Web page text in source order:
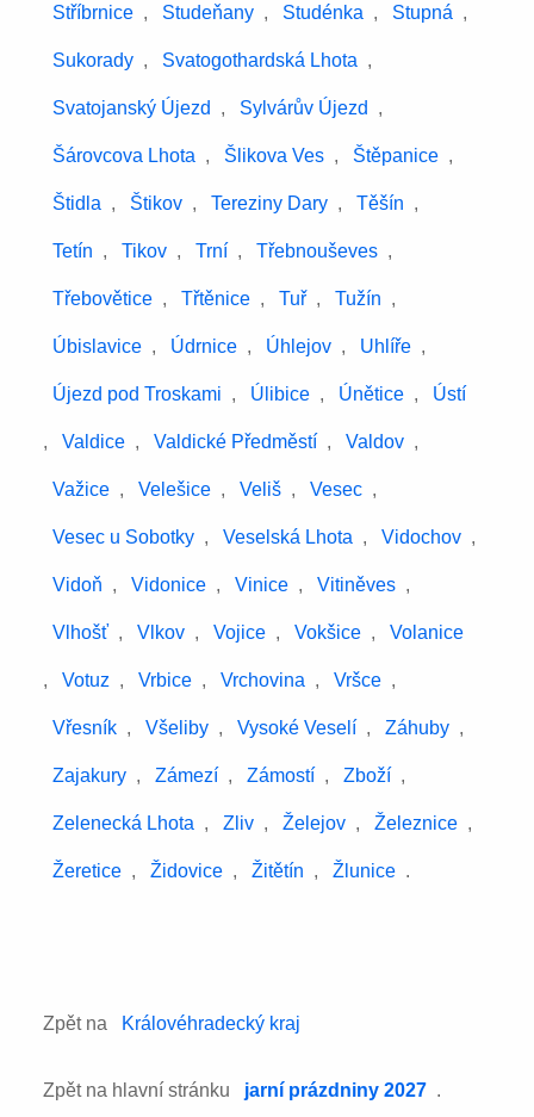
Stříbrnice , Studeňany , Studénka , Stupná ,
Sukorady , Svatogothardská Lhota ,
Svatojanský Újezd , Sylvárův Újezd ,
Šárovcova Lhota , Šlikova Ves , Štěpanice ,
Štidla , Štikov , Tereziny Dary , Těšín ,
Tetín , Tikov , Trní , Třebnouševes ,
Třebovětice , Třtěnice , Tuř , Tužín ,
Úbislavice , Údrnice , Úhlejov , Uhlíře ,
Újezd pod Troskami , Úlibice , Únětice , Ústí
, Valdice , Valdické Předměstí , Valdov ,
Važice , Velešice , Veliš , Vesec ,
Vesec u Sobotky , Veselská Lhota , Vidochov ,
Vidoň , Vidonice , Vinice , Vitiněves ,
Vlhošť , Vlkov , Vojice , Vokšice , Volanice
, Votuz , Vrbice , Vrchovina , Vršce ,
Vřesník , Všeliby , Vysoké Veselí , Záhuby ,
Zajakury , Zámezí , Zámostí , Zboží ,
Zelenecká Lhota , Zliv , Želejov , Železnice ,
Žeretice , Židovice , Žitětín , Žlunice .
Zpět na Královéhradecký kraj
Zpět na hlavní stránku jarní prázdniny 2027 .